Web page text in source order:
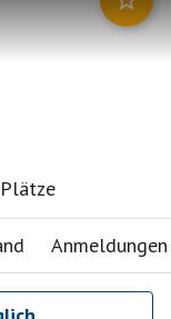
Anmeldungen